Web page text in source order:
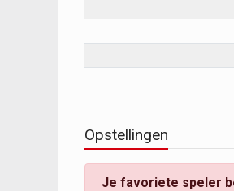
Opstellingen
Je favoriete speler